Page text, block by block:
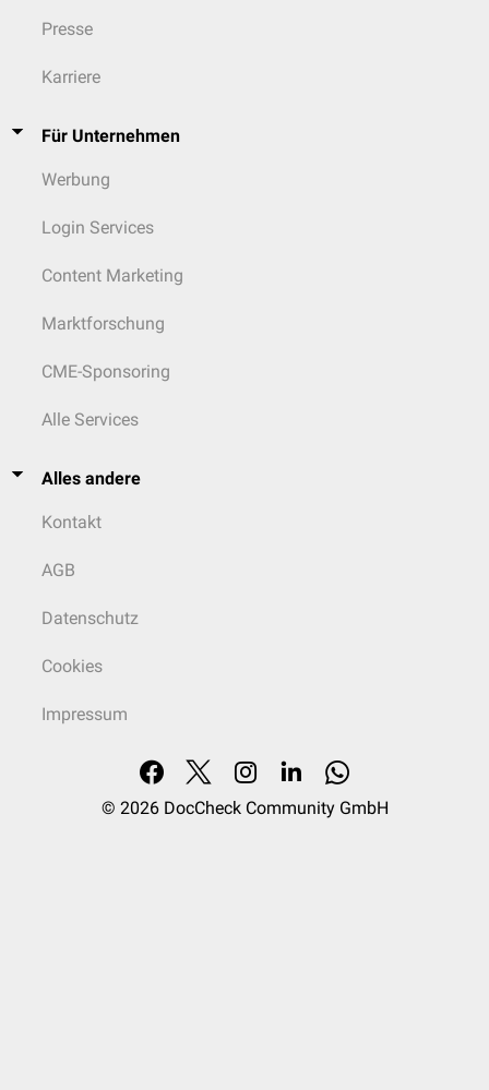
Presse
Karriere
Für Unternehmen
Werbung
Login Services
Content Marketing
Marktforschung
CME-Sponsoring
Alle Services
Alles andere
Kontakt
AGB
Datenschutz
Cookies
Impressum
© 2026 DocCheck Community GmbH